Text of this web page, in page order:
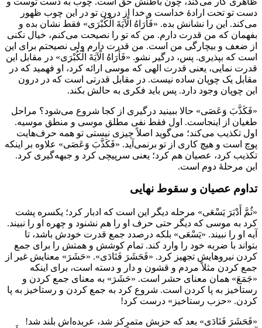
دست تو تحت ارادۀ خداست و خدا از درون تو در این چوب ظهور
می‌کند. این را نشانش بده. «فَأَرَاهُ الْآيَةَ الْكُبْرَى» فقط نشان بده و
بفهمان که من قدرت دارم. من که تو را نصیحت می‌کنم، خیال نکنی
از ضعف و بیچارگی من است. من قدرت دارم ولی نصیحتم برای این
است که بپذیری. پس، درگیر نشو. «فَأَرَاهُ الْآيَةَ الْكُبْرَى» در مقابل این
قدرت نمایی، یعنی قدرت الهی که موسی ارائه کرد، او فهمید که در
مقابل یک چوپان ساده نیست. در مقابل قدرتی است که در درون
این چوپان وجود دارد. پس باید فکری به حالش بکند.
«فَكَذَّبَ وَعَصَى» حالا ببینید درگیری از کجا شروع می‌شود؟ مراحل
طغیان از اینجاست. اول فقط نفی مطلق موسی و منطق موسیه.
اول تکذیب می‌کند؛ می‌گوید اصلاً چیزی نیستی تو همه حرف‌هایت
پوچ است و هیچ کاری از تو برنمی‌آید. «فَكَذَّبَ وَعَصَى» علاوه بر اینکه
تکذیب کرد، عصیان هم کرد؛ یعنی سرپیچی کرد و جبهه‌گیری کرد.
این مرحلۀ دوم است.
تداوم عصیان و سقوط نهایی
«ثُمَّ أَدْبَرَ يَسْعَى» مرحله دیگر این است که ادبار کرد؛ یکسره پشت
کرد به موسی که دیگر حتی حرف او را هم نشنود و چهره او را نبیند.
آیه او را نبیند. «يَسْعَى» بلکه درصدد جمع قدرت خودش باشد، تا
بتواند با ضربه خود را وارد کند. تمام کوشش و همتش را برای جمع
کردن نیروهایش تجهیز کرد. «فَحَشَرَ فَنَادَى». «حَشَرَ» معنایش غير از
جمع کردن مثلاً مردم و قشون و دار و دسته است، برای اینکه
«جَمَعَ» همان معنای حشر است. «حَشَرَ» به معنای جمع کردن و
رستاخیز به پا کردن است. شروع کرد به جمع کردن و رستاخیز به پا
کردن. «حزب رستاخیز» درست کرد!
«فَحَشَرَ فَنَادَى» بعد که حزبش متمرکز شد، عربده‌اش بلند شد!